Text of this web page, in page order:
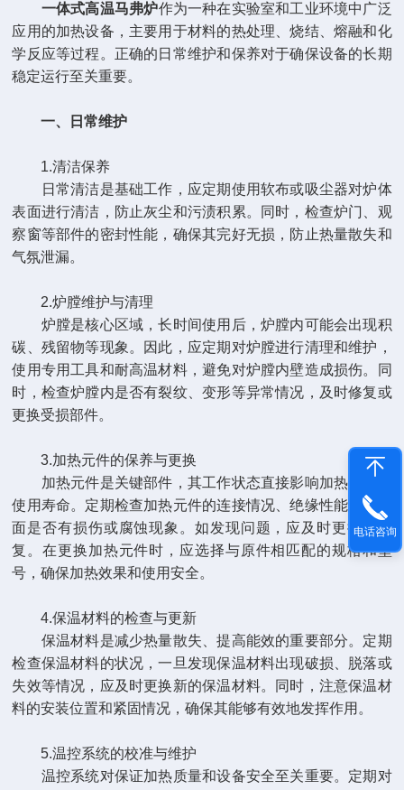
一体式高温马弗炉作为一种在实验室和工业环境中广泛
应用的加热设备，主要用于材料的热处理、烧结、熔融和化
学反应等过程。正确的日常维护和保养对于确保设备的长期
稳定运行至关重要。
一、日常维护
1.清洁保养
日常清洁是基础工作，应定期使用软布或吸尘器对炉体
表面进行清洁，防止灰尘和污渍积累。同时，检查炉门、观
察窗等部件的密封性能，确保其完好无损，防止热量散失和
气氛泄漏。
2.炉膛维护与清理
炉膛是核心区域，长时间使用后，炉膛内可能会出现积
碳、残留物等现象。因此，应定期对炉膛进行清理和维护，
使用专用工具和耐高温材料，避免对炉膛内壁造成损伤。同
时，检查炉膛内是否有裂纹、变形等异常情况，及时修复或
更换受损部件。
3.加热元件的保养与更换
加热元件是关键部件，其工作状态直接影响加热效果和
使用寿命。定期检查加热元件的连接情况、绝缘性能以及表
面是否有损伤或腐蚀现象。如发现问题，应及时更换或修
复。在更换加热元件时，应选择与原件相匹配的规格和型
号，确保加热效果和使用安全。
4.保温材料的检查与更新
保温材料是减少热量散失、提高能效的重要部分。定期
检查保温材料的状况，一旦发现保温材料出现破损、脱落或
失效等情况，应及时更换新的保温材料。同时，注意保温材
料的安装位置和紧固情况，确保其能够有效地发挥作用。
5.温控系统的校准与维护
温控系统对保证加热质量和设备安全至关重要。定期对
电话咨询